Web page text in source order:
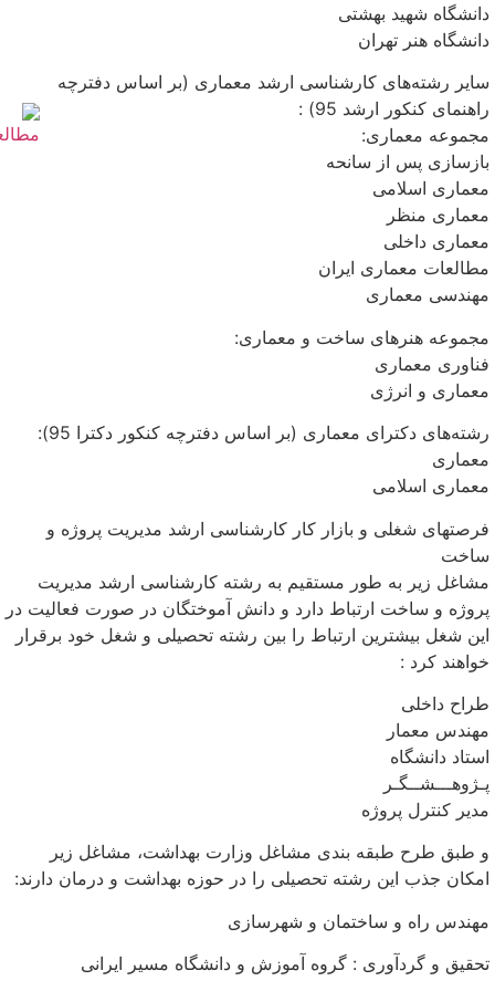
دانشگاه شهید بهشتی
دانشگاه هنر تهران
سایر رشته‌های کارشناسی ارشد معماری (بر اساس دفترچه
راهنمای کنکور ارشد 95) :
​مجموعه معماری:
بازسازی پس از سانحه
معماری اسلامی
معماری منظر
معماری داخلی
مطالعات معماری ایران
مهندسی معماری
مجموعه هنرهای ساخت و معماری:
فناوری معماری
معماری و انرژی
رشته‌های دکترای معماری (بر اساس دفترچه کنکور دکترا 95):
معماری
معماری اسلامی
فرصتهای شغلی و بازار کار کارشناسی ارشد مدیریت پروژه و
ساخت
مشاغل زیر به طور مستقیم به رشته کارشناسی ارشد مدیریت
پروژه و ساخت ارتباط دارد و دانش آموختگان در صورت فعالیت در
این شغل بیشترین ارتباط را بین رشته تحصیلی و شغل خود برقرار
خواهند کرد :
طراح داخلی
مهندس معمار
استاد دانشگاه
پـژوهـــشــگـر
مدیر کنترل پروژه
و طبق طرح طبقه بندی مشاغل وزارت بهداشت، مشاغل زیر
امکان جذب این رشته تحصیلی را در حوزه بهداشت و درمان دارند:
مهندس راه و ساختمان و شهرسازی
تحقیق و گردآوری : گروه آموزش و دانشگاه مسیر ایرانی